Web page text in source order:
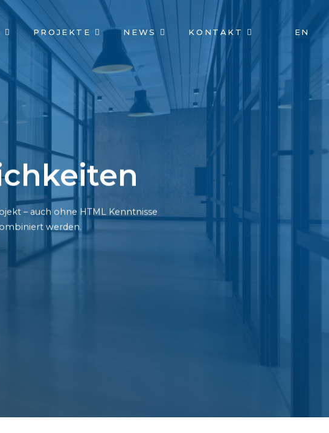
PROJEKTE NEWS KONTAKT EN
– auch ohne HTML Kenntnisse
werden.